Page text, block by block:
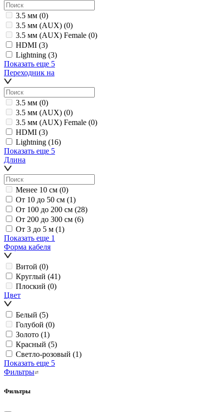
3.5 мм (0)
3.5 мм (AUX) (0)
3.5 мм (AUX) Female (0)
HDMI (3)
Lightning (3)
Показать еще 5
Переходник на
3.5 мм (0)
3.5 мм (AUX) (0)
3.5 мм (AUX) Female (0)
HDMI (3)
Lightning (16)
Показать еще 5
Длина
Менее 10 см (0)
От 10 до 50 см (1)
От 100 до 200 см (28)
От 200 до 300 см (6)
От 3 до 5 м (1)
Показать еще 1
Форма кабеля
Витой (0)
Круглый (41)
Плоский (0)
Цвет
Белый (5)
Голубой (0)
Золото (1)
Красный (5)
Светло-розовый (1)
Показать еще 5
Фильтры
Фильтры